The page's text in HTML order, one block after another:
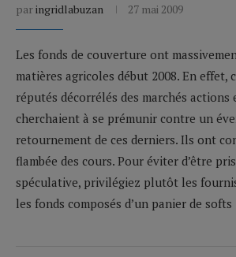
paringridlabuzan 27 mai 2009
Les fonds de couverture ont
matières agricoles début 2008. En effet,
réputés décorrélés des marchés actions
cherchaient à se prémunir contre un
retournement de ces derniers. Ils ont
flambée des cours. Pour éviter d’être
spéculative, privilégiez plutôt les
les fonds composés d’un panier de softs